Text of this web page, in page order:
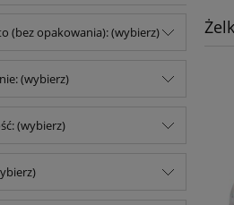
(bez opakowania): (wybierz)
(wybierz)
(wybierz)